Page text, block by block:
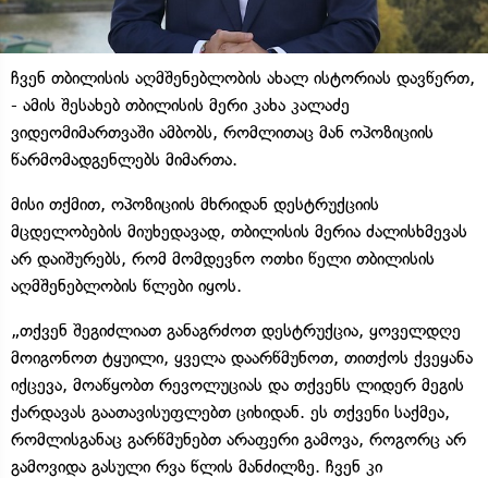
ჩვენ თბილისის აღმშენებლობის ახალ ისტორიას დავწერთ,
- ამის შესახებ თბილისის მერი კახა კალაძე
ვიდეომიმართვაში ამბობს, რომლითაც მან ოპოზიციის
წარმომადგენლებს მიმართა.
მისი თქმით, ოპოზიციის მხრიდან დესტრუქციის
მცდელობების მიუხედავად, თბილისის მერია ძალისხმევას
არ დაიშურებს, რომ მომდევნო ოთხი წელი თბილისის
აღმშენებლობის წლები იყოს.
„თქვენ შეგიძლიათ განაგრძოთ დესტრუქცია, ყოველდღე
მოიგონოთ ტყუილი, ყველა დაარწმუნოთ, თითქოს ქვეყანა
იქცევა, მოაწყობთ რევოლუციას და თქვენს ლიდერ მეგის
ქარდავას გაათავისუფლებთ ციხიდან. ეს თქვენი საქმეა,
რომლისგანაც გარწმუნებთ არაფერი გამოვა, როგორც არ
გამოვიდა გასული რვა წლის მანძილზე. ჩვენ კი